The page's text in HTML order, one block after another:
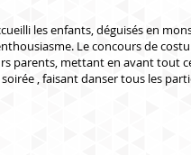
les enfants, déguisés en
Le concours de
parents, mettant en avant tout
, faisant danser tous les